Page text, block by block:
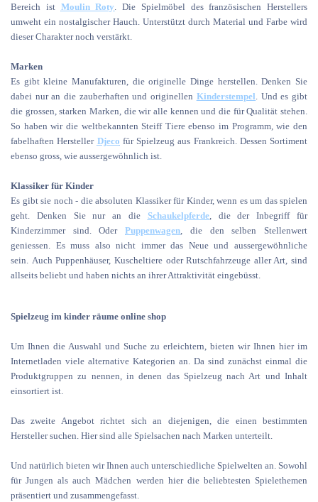
Bereich ist Moulin Roty. Die Spielmöbel des französischen Herstellers
umweht ein nostalgischer Hauch. Unterstützt durch Material und Farbe wird
dieser Charakter noch verstärkt.
Marken
Es gibt kleine Manufakturen, die originelle Dinge herstellen. Denken Sie
dabei nur an die zauberhaften und originellen Kinderstempel. Und es gibt
die grossen, starken Marken, die wir alle kennen und die für Qualität stehen.
So haben wir die weltbekannten Steiff Tiere ebenso im Programm, wie den
fabelhaften Hersteller Djeco für Spielzeug aus Frankreich. Dessen Sortiment
ebenso gross, wie aussergewöhnlich ist.
Klassiker für Kinder
Es gibt sie noch - die absoluten Klassiker für Kinder, wenn es um das spielen
geht. Denken Sie nur an die Schaukelpferde, die der Inbegriff für
Kinderzimmer sind. OderPuppenwagen, die den selben Stellenwert
geniessen. Es muss also nicht immer das Neue und aussergewöhnliche
sein. Auch Puppenhäuser, Kuscheltiere oder Rutschfahrzeuge aller Art, sind
allseits beliebt und haben nichts an ihrer Attraktivität eingebüsst.
Spielzeug im kinder räume online shop
Um Ihnen die Auswahl und Suche zu erleichtern, bieten wir Ihnen hier im
Internetladen viele alternative Kategorien an. Da sind zunächst einmal die
Produktgruppen zu nennen, in denen das Spielzeug nach Art und Inhalt
einsortiert ist.
Das zweite Angebot richtet sich an diejenigen, die einen bestimmten
Hersteller suchen. Hier sind alle Spielsachen nach Marken unterteilt.
Und natürlich bieten wir Ihnen auch unterschiedliche Spielwelten an. Sowohl
für Jungen als auch Mädchen werden hier die beliebtesten Spielethemen
präsentiert und zusammengefasst.